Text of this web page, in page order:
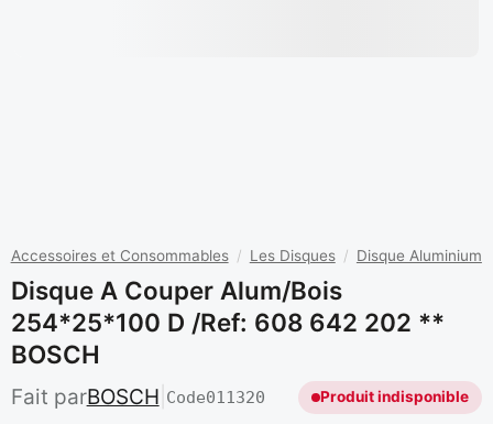
Accessoires et Consommables / Les Disques / Disque Aluminium
Disque A Couper Alum/bois
254*25*100 D /ref: 608 642 202 **
BOSCH
Fait parBOSCH Code011320 Produit indisponible